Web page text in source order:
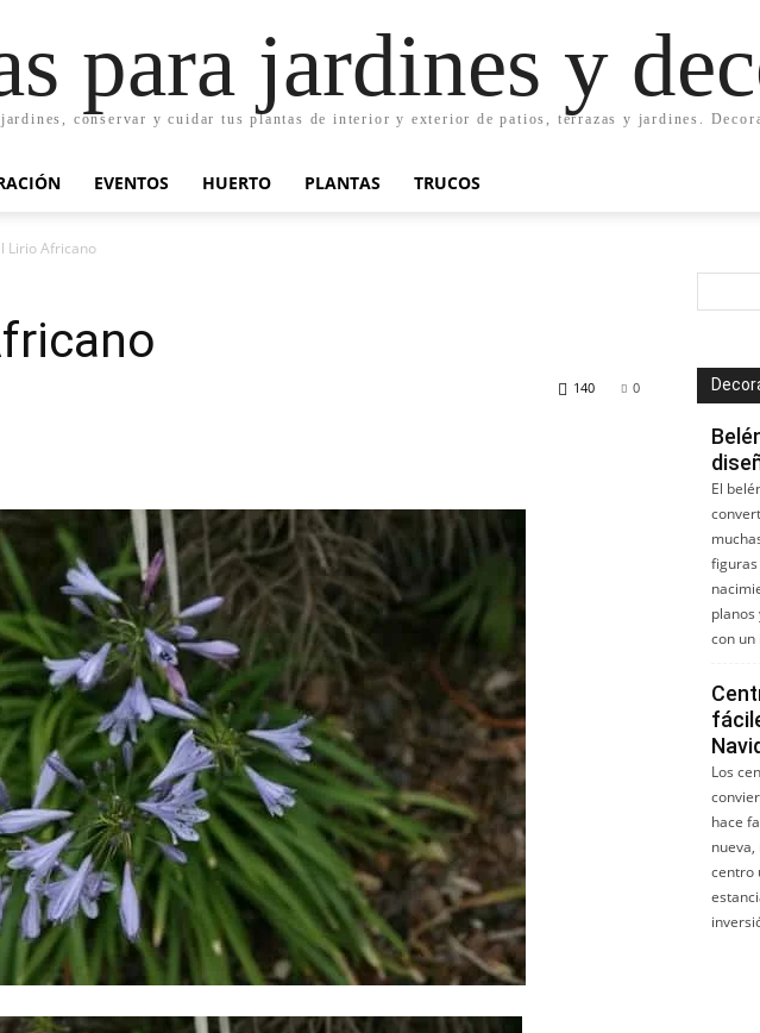
para jardines y
conservar y cuidar tus plantas de interior y exterior de patios, terrazas y jardines.
EVENTOS HUERTO PLANTAS TRUCOS
Lirio Africano
0
140
El
con
Los
hace
centro